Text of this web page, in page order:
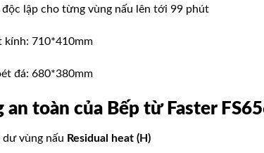
độc lập cho từng vùng nấu lên tới 99 phút
kính: 710*410mm
đá: 680*380mm
an toàn của Bếp từ Faster
vùng nấu Residual heat (H)